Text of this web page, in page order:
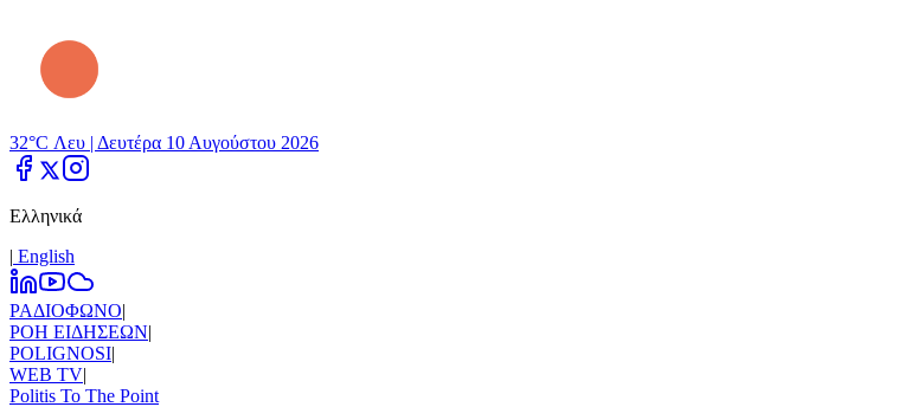
32°C Λευ | Δευτέρα 10 Αυγούστου 2026
Ελληνικά
| Εnglish
ΡΑΔΙΟΦΩΝΟ|
ΡΟΗ ΕΙΔΗΣΕΩΝ|
POLIGNOSI|
WEB TV|
Politis To The Point